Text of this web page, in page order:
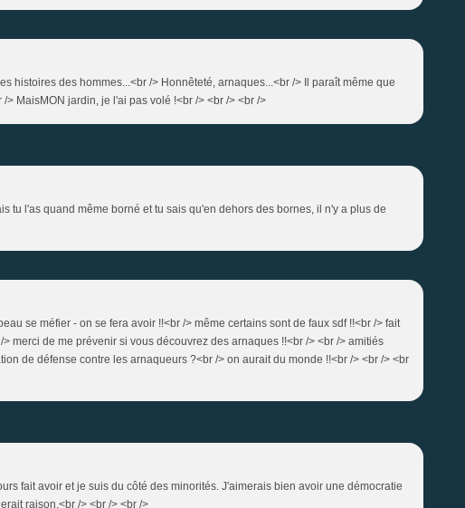
histoires des hommes...<br /> Honnêteté, arnaques...<br /> Il paraît même que
MaisMON jardin, je l'ai pas volé !<br /> <br /> <br />
tu l'as quand même borné et tu sais qu'en dehors des bornes, il n'y a plus de
se méfier - on se fera avoir !!<br /> même certains sont de faux sdf !!<br /> fait
merci de me prévenir si vous découvrez des arnaques !!<br /> <br /> amitiés
de défense contre les arnaqueurs ?<br /> on aurait du monde !!<br /> <br /> <br
fait avoir et je suis du côté des minorités. J'aimerais bien avoir une démocratie
raison.<br /> <br /> <br />